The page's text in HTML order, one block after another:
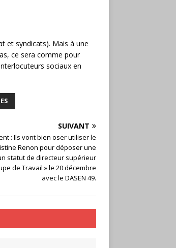
et syndicats). Mais à une
ce sera comme pour
sociaux en
SUIVANT
: Ils vont bien oser utiliser le
Renon pour déposer une
statut de directeur supérieur
de Travail » le 20 décembre
avec le DASEN 49.